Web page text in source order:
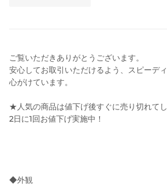
ご覧いただきありがとうございます。
安心してお取引いただけるよう、スピーデ
心がけています。
★人気の商品は値下げ後すぐに売り切れて
2日に1回お値下げ実施中！
◆外観